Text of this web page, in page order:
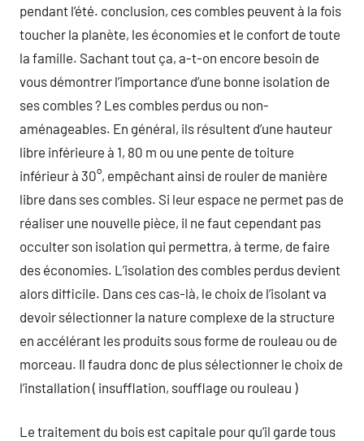
pendant l’été. conclusion, ces combles peuvent à la fois
toucher la planète, les économies et le confort de toute
la famille. Sachant tout ça, a-t-on encore besoin de
vous démontrer l’importance d’une bonne isolation de
ses combles ? Les combles perdus ou non-
aménageables. En général, ils résultent d’une hauteur
libre inférieure à 1, 80 m ou une pente de toiture
inférieur à 30°, empêchant ainsi de rouler de manière
libre dans ses combles. Si leur espace ne permet pas de
réaliser une nouvelle pièce, il ne faut cependant pas
occulter son isolation qui permettra, à terme, de faire
des économies. L’isolation des combles perdus devient
alors difficile. Dans ces cas-là, le choix de l’isolant va
devoir sélectionner la nature complexe de la structure
en accélérant les produits sous forme de rouleau ou de
morceau. Il faudra donc de plus sélectionner le choix de
l’installation ( insufflation, soufflage ou rouleau )
Le traitement du bois est capitale pour qu’il garde tous